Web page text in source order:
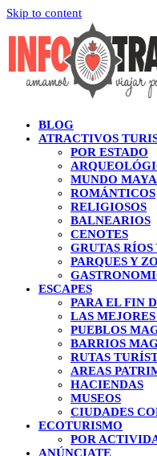
Skip to content
BLOG
ATRACTIVOS
POR ESTADO
MUNDO MAYA
ROMÁNTICOS
RELIGIOSOS
BALNEARIOS
CENOTES
GRUTAS RÍOS
PARQUES Y
ESCAPES
PARA EL FIN
LAS
PUEBLOS
BARRIOS
RUTAS
AREAS
HACIENDAS
MUSEOS
CIUDADES
ECOTURISMO
POR
ANÚNCIATE